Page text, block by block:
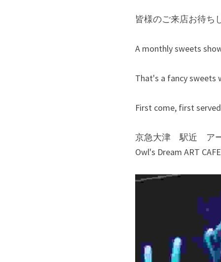
皆様のご来店お待ち
A monthly sweets
That's a fancy sweets
First come, first
京急大津　駅近　ア
Owl's Dream ART